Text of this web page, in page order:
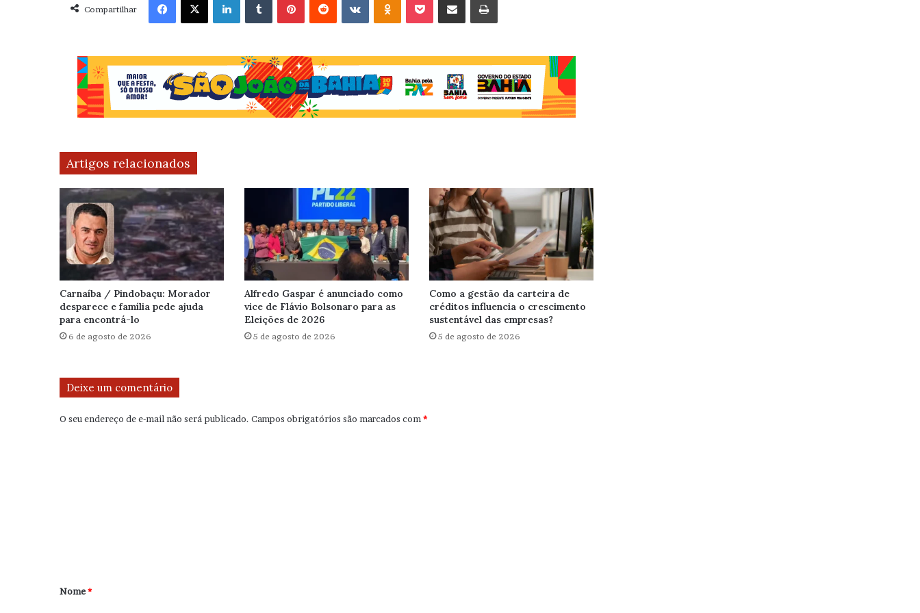
Compartilhar
Artigos relacionados
Carnaíba / Pindobaçu: Morador
desparece e família pede ajuda
para encontrá-lo
6 de agosto de 2026
Alfredo Gaspar é anunciado como
vice de Flávio Bolsonaro para as
Eleições de 2026
5 de agosto de 2026
Como a gestão da carteira de
créditos influencia o crescimento
sustentável das empresas?
5 de agosto de 2026
Deixe um comentário
O seu endereço de e-mail não será publicado. Campos obrigatórios são marcados com*
r
Nome*